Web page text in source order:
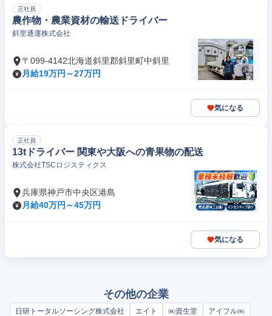
正社員
農作物・農業資材の輸送ドライバー
斜里通運株式会社
〒099-4142北海道斜里郡斜里町中斜里
月給19万円～27万円
気になる
正社員
13tドライバー 関東や大阪への青果物の配送
株式会社TSCロジスティクス
兵庫県神戸市中央区港島
月給40万円～45万円
気になる
その他の企業
日研トータルソーシング株式会社 エイト ㈱資生堂 アイフル㈱